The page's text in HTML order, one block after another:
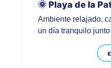
🌞 Playa de la
Ambiente relajado,
un día tranquilo